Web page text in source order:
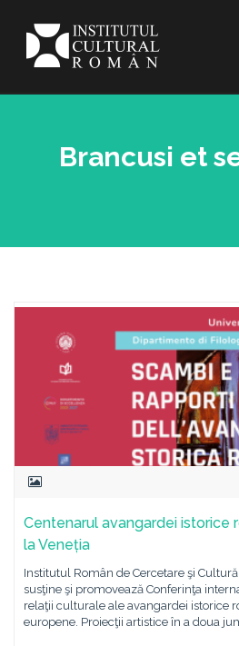
Brancusi et
Centenarul avangardei istorice
la Veneția
Institutul Român de Cercetare şi
susţine şi promovează Conferinţa
relaţii culturale ale avangardei istorice
europene. Proiecţii artistice în a doua